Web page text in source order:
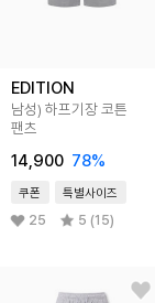
EDITION
남성) 하프기장 코튼
팬츠
14,900 78%
쿠폰 특별사이즈
25 5 (15)